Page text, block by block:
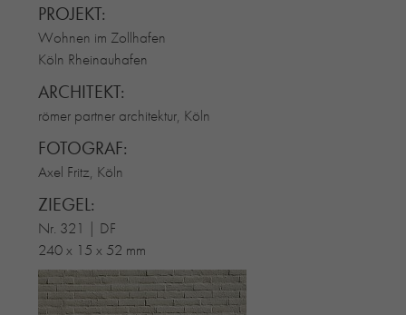
ÜBER UNS
BLOG
PROJEKT:
Wohnen im Zollhafen
Köln Rheinauhafen
ARCHITEKT:
römer partner architektur, Köln
FOTOGRAF:
Axel Fritz, Köln
ZIEGEL:
Nr. 321 | DF
240 x 15 x 52 mm